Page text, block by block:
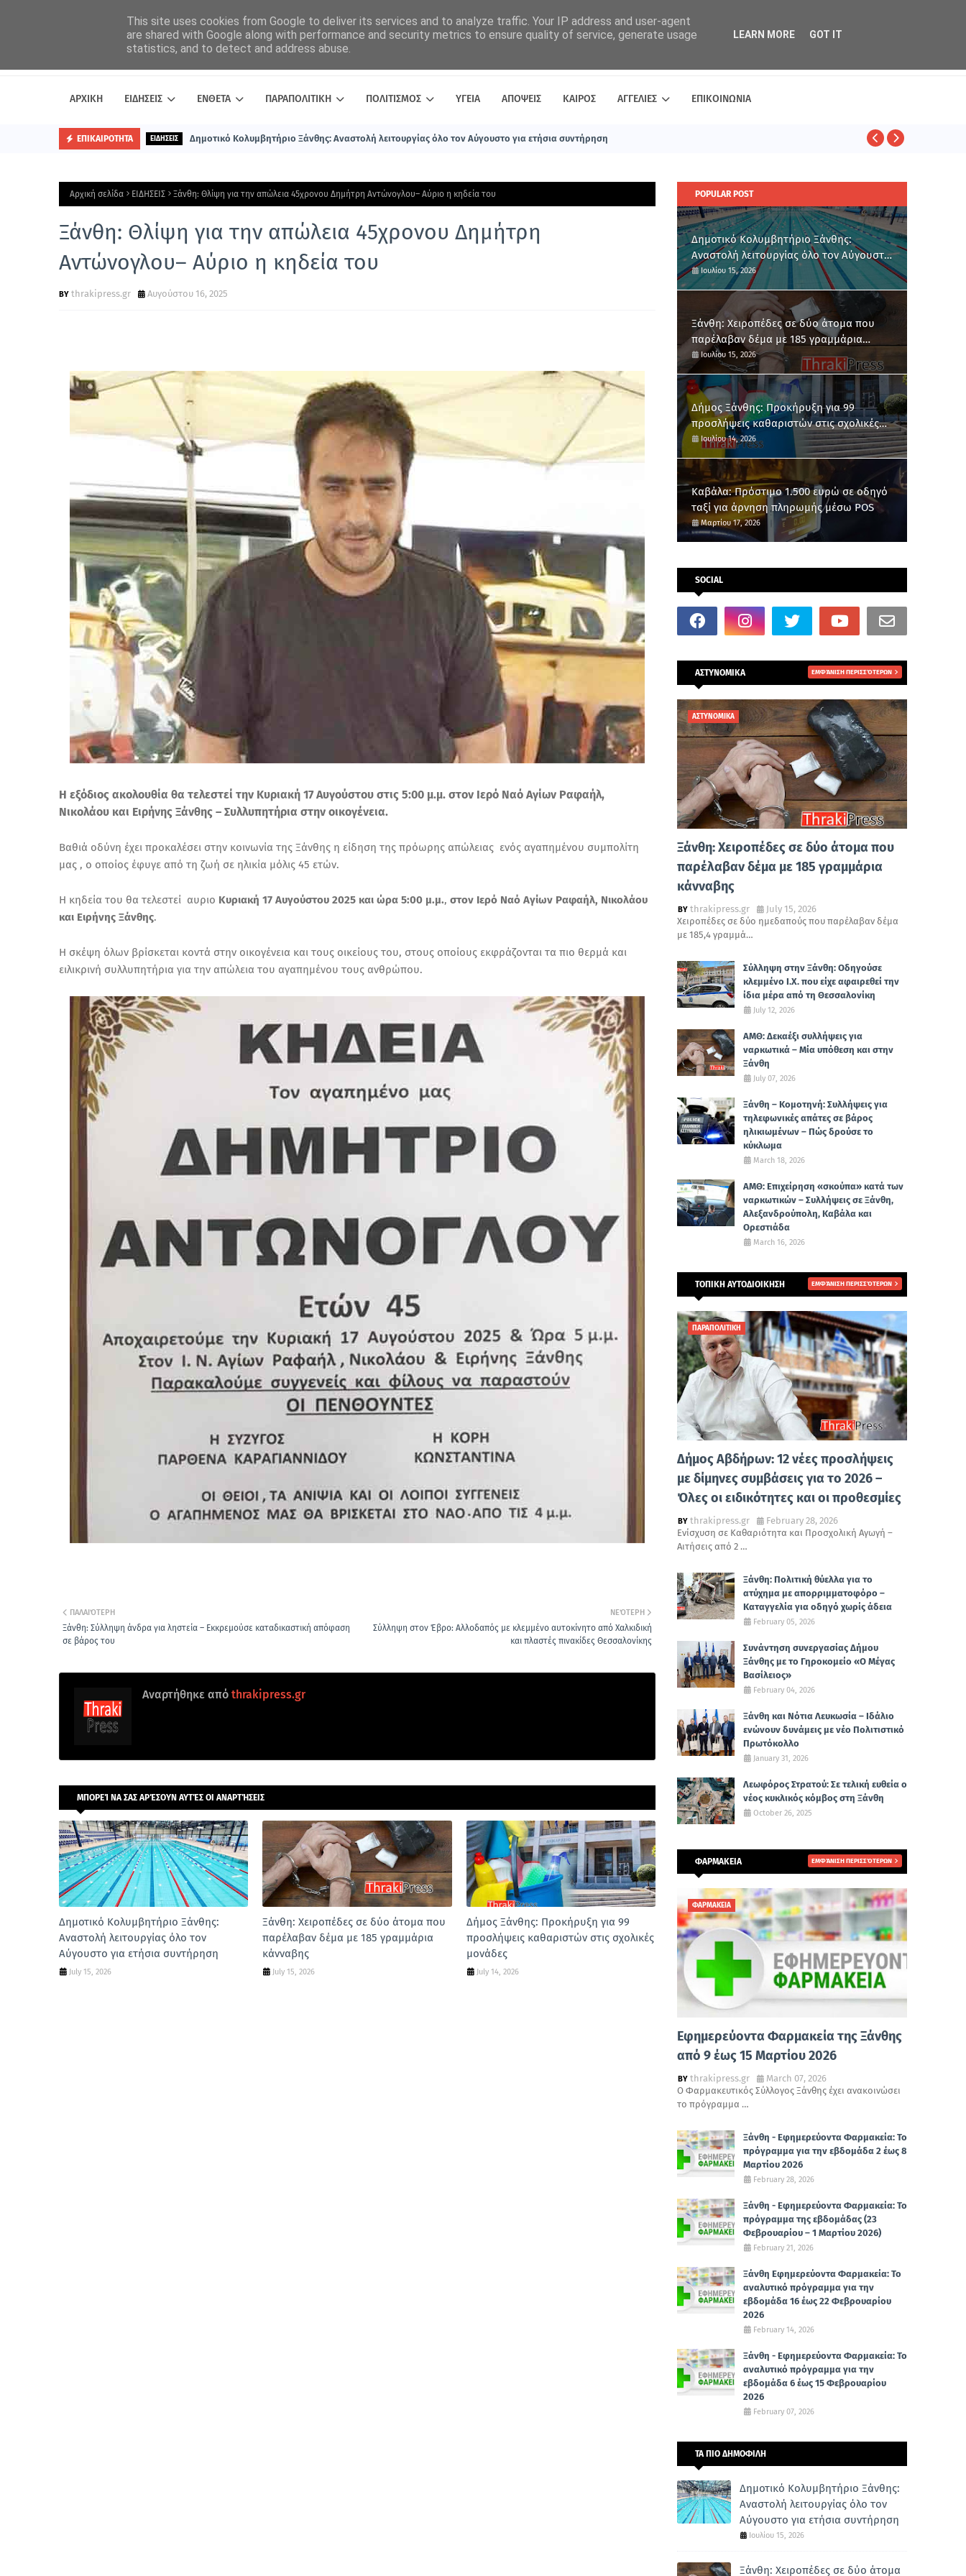
ΑΡΧΙΚΗ ΕΙΔΗΣΕΙΣ ΕΝΘΕΤΑ ΠΑΡΑΠΟΛΙΤΙΚΗ ΠΟΛΙΤΙΣΜΟΣ ΥΓΕΙΑ ΑΠΟΨΕΙΣ ΚΑΙΡΟΣ ΑΓΓΕΛΙΕΣ ΕΠΙΚΟΙΝΩΝΙΑ
ΕΠΙΚΑΙΡΟΤΗΤΑ ΕΙΔΗΣΕΙΣ Δημοτικό Κολυμβητήριο Ξάνθης: Αναστολή λειτουργίας όλο τον Αύγουστο για ετήσια συντήρηση
Αρχική σελίδα ΕΙΔΗΣΕΙΣ Ξάνθη: Θλίψη για την απώλεια 45χρονου Δημήτρη Αντώνογλου– Αύριο η κηδεία του
Ξάνθη: Θλίψη για την απώλεια 45χρονου Δημήτρη
Αντώνογλου– Αύριο η κηδεία του
thrakipress.gr Αυγούστου 16, 2025
Η εξόδιος ακολουθία θα τελεστεί την Κυριακή 17 Αυγούστου στις 5:00 μ.μ. στον Ιερό Ναό Αγίων Ραφαήλ,
Νικολάου και Ειρήνης Ξάνθης – Συλλυπητήρια στην οικογένεια.
Βαθιά οδύνη έχει προκαλέσει στην κοινωνία της Ξάνθης η είδηση της πρόωρης απώλειας ενός αγαπημένου συμπολίτη
μας , ο οποίος έφυγε από τη ζωή σε ηλικία μόλις 45 ετών.
Η κηδεία του θα τελεστεί αυριο Κυριακή 17 Αυγούστου 2025 και ώρα 5:00 μ.μ., στον Ιερό Ναό Αγίων Ραφαήλ, Νικολάου
και Ειρήνης Ξάνθης.
Η σκέψη όλων βρίσκεται κοντά στην οικογένεια και τους οικείους του, στους οποίους εκφράζονται τα πιο θερμά και
ειλικρινή συλλυπητήρια για την απώλεια του αγαπημένου τους ανθρώπου.
ΝΕΌΤΕΡΗ
Σύλληψη στον Έβρο: Αλλοδαπός με κλεμμένο αυτοκίνητο από Χαλκιδική
και πλαστές πινακίδες Θεσσαλονίκης
ΠΑΛΑΙΌΤΕΡΗ
Ξάνθη: Σύλληψη άνδρα για ληστεία – Εκκρεμούσε καταδικαστική απόφαση
σε βάρος του
Αναρτήθηκε από thrakipress.gr
ΜΠΟΡΕΊ ΝΑ ΣΑΣ ΑΡΈΣΟΥΝ ΑΥΤΈΣ ΟΙ ΑΝΑΡΤΉΣΕΙΣ
Δημοτικό Κολυμβητήριο Ξάνθης:
Αναστολή λειτουργίας όλο τον
Αύγουστο για ετήσια συντήρηση
July 15, 2026
Ξάνθη: Χειροπέδες σε δύο άτομα που
παρέλαβαν δέμα με 185 γραμμάρια
κάνναβης
July 15, 2026
Δήμος Ξάνθης: Προκήρυξη για 99
προσλήψεις καθαριστών στις σχολικές
μονάδες
July 14, 2026
POPULAR POST
Δημοτικό Κολυμβητήριο Ξάνθης:
Αναστολή λειτουργίας όλο τον Αύγουστο
για ετήσια συντήρηση
Ιουλίου 15, 2026
Ξάνθη: Χειροπέδες σε δύο άτομα που
παρέλαβαν δέμα με 185 γραμμάρια
κάνναβης
Ιουλίου 15, 2026
Δήμος Ξάνθης: Προκήρυξη για 99
προσλήψεις καθαριστών στις σχολικές
μονάδες
Ιουλίου 14, 2026
Καβάλα: Πρόστιμο 1.500 ευρώ σε οδηγό
ταξί για άρνηση πληρωμής μέσω POS
Μαρτίου 17, 2026
SOCIAL
ΑΣΤΥΝΟΜΙΚΑ ΕΜΦΆΝΙΣΗ ΠΕΡΙΣΣΌΤΕΡΩΝ
ΑΣΤΥΝΟΜΙΚΑ
Ξάνθη: Χειροπέδες σε δύο άτομα που
παρέλαβαν δέμα με 185 γραμμάρια
κάνναβης
thrakipress.gr
July 15, 2026
Χειροπέδες σε δύο ημεδαπούς που παρέλαβαν δέμα
με 185,4 γραμμά…
Σύλληψη στην Ξάνθη: Οδηγούσε
κλεμμένο Ι.Χ. που είχε αφαιρεθεί την
ίδια μέρα από τη Θεσσαλονίκη
July 12, 2026
ΑΜΘ: Δεκαέξι συλλήψεις για
ναρκωτικά – Μία υπόθεση και στην
Ξάνθη
July 07, 2026
Ξάνθη – Κομοτηνή: Συλλήψεις για
τηλεφωνικές απάτες σε βάρος
ηλικιωμένων – Πώς δρούσε το
κύκλωμα
March 18, 2026
ΑΜΘ: Επιχείρηση «σκούπα» κατά των
ναρκωτικών – Συλλήψεις σε Ξάνθη,
Αλεξανδρούπολη, Καβάλα και
Ορεστιάδα
March 16, 2026
ΤΟΠΙΚΗ ΑΥΤΟΔΙΟΙΚΗΣΗ ΕΜΦΆΝΙΣΗ ΠΕΡΙΣΣΌΤΕΡΩΝ
ΠΑΡΑΠΟΛΙΤΙΚΗ
Δήμος Αβδήρων: 12 νέες προσλήψεις
με δίμηνες συμβάσεις για το 2026 –
Όλες οι ειδικότητες και οι προθεσμίες
thrakipress.gr
February 28, 2026
Ενίσχυση σε Καθαριότητα και Προσχολική Αγωγή –
Αιτήσεις από 2 …
Ξάνθη: Πολιτική θύελλα για το
ατύχημα με απορριμματοφόρο –
Καταγγελία για οδηγό χωρίς άδεια
February 05, 2026
Συνάντηση συνεργασίας Δήμου
Ξάνθης με το Γηροκομείο «Ο Μέγας
Βασίλειος»
February 04, 2026
Ξάνθη και Νότια Λευκωσία – Ιδάλιο
ενώνουν δυνάμεις με νέο Πολιτιστικό
Πρωτόκολλο
January 31, 2026
Λεωφόρος Στρατού: Σε τελική ευθεία ο
νέος κυκλικός κόμβος στη Ξάνθη
October 26, 2025
ΦΑΡΜΑΚΕΙΑ ΕΜΦΆΝΙΣΗ ΠΕΡΙΣΣΌΤΕΡΩΝ
ΦΑΡΜΑΚΕΙΑ
Εφημερεύοντα Φαρμακεία της Ξάνθης
από 9 έως 15 Μαρτίου 2026
thrakipress.gr
March 07, 2026
Ο Φαρμακευτικός Σύλλογος Ξάνθης έχει ανακοινώσει
το πρόγραμμα …
Ξάνθη - Εφημερεύοντα Φαρμακεία: Το
πρόγραμμα για την εβδομάδα 2 έως 8
Μαρτίου 2026
February 28, 2026
Ξάνθη - Εφημερεύοντα Φαρμακεία: Το
πρόγραμμα της εβδομάδας (23
Φεβρουαρίου – 1 Μαρτίου 2026)
February 21, 2026
Ξάνθη Εφημερεύοντα Φαρμακεία: Το
αναλυτικό πρόγραμμα για την
εβδομάδα 16 έως 22 Φεβρουαρίου
2026
February 14, 2026
Ξάνθη - Εφημερεύοντα Φαρμακεία: Το
αναλυτικό πρόγραμμα για την
εβδομάδα 6 έως 15 Φεβρουαρίου
2026
February 07, 2026
ΤΑ ΠΙΟ ΔΗΜΟΦΙΛΗ
Δημοτικό Κολυμβητήριο Ξάνθης:
Αναστολή λειτουργίας όλο τον
Αύγουστο για ετήσια συντήρηση
Ιουλίου 15, 2026
Ξάνθη: Χειροπέδες σε δύο άτομα
This site uses cookies from Google to deliver its services and to analyze traffic. Your IP address and user-agent
are shared with Google along with performance and security metrics to ensure quality of service, generate usage
statistics, and to detect and address abuse.
LEARN MORE GOT IT